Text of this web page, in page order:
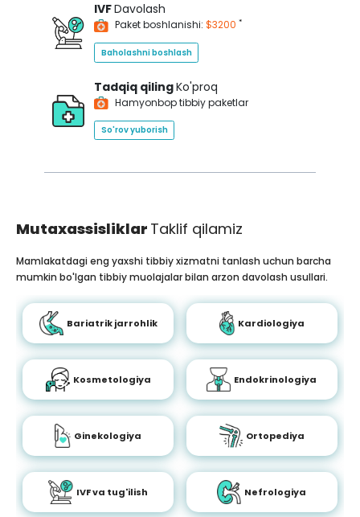
IVFDavolash
Paket boshlanishi: $3200 *
Baholashni boshlash
Tadqiq qilingKo'proq
Hamyonbop tibbiy paketlar
So'rov yuborish
Mutaxassisliklar Taklif qilamiz
Mamlakatdagi eng yaxshi tibbiy xizmatni tanlash uchun barcha
mumkin bo'lgan tibbiy muolajalar bilan arzon davolash usullari.
Bariatrik jarrohlik Kardiologiya
Kosmetologiya Endokrinologiya
Ginekologiya Ortopediya
IVF va tug'ilish Nefrologiya